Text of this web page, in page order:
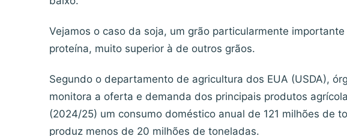
Vejamos o caso da soja, um grão particularmente
proteína, muito superior à de outros grãos.
Segundo o departamento de agricultura dos EUA (USDA),
monitora a oferta e demanda dos principais produtos
(2024/25) um consumo doméstico anual de 121 milhões de
produz menos de 20 milhões de toneladas.